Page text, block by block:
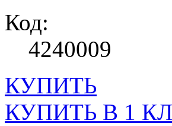
Код:
4240009
КУПИТЬ
КУПИТЬ В 1